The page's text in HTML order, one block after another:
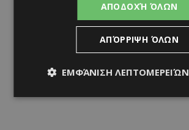
ΑΠΟΔΟΧΉ ΌΛΩΝ
ΑΠΌΡΡΙΨΗ ΌΛΩΝ
ΕΜΦΆΝΙΣΗ ΛΕΠΤΟΜΕΡΕΙΏΝ